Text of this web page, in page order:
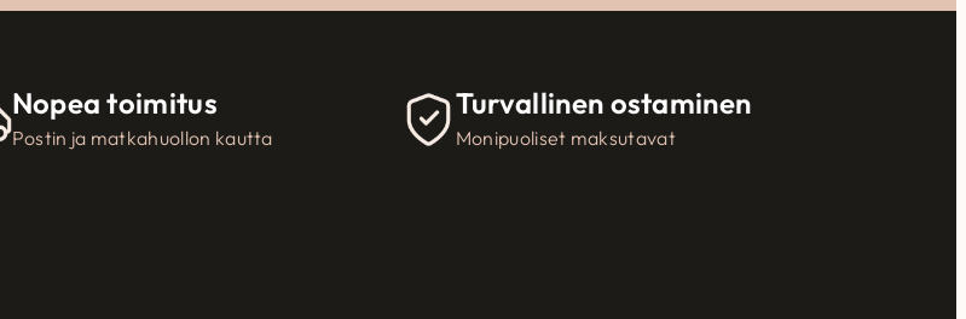
Nopea toimitus
Postin ja matkahuollon kautta
Turvallinen ostaminen
Monipuoliset maksutavat